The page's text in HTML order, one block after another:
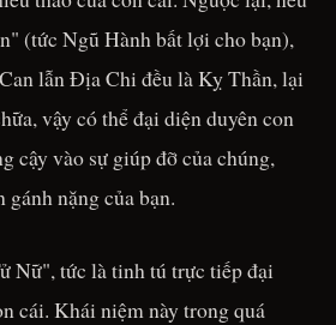
(tức Ngũ Hành bất lợi cho bạn),
lẫn Địa Chi đều là Kỵ Thần, lại
vậy có thể đại diện duyên con
cậy vào sự giúp đỡ của chúng,
nặng của bạn.
Nữ", tức là tinh tú trực tiếp đại
cái. Khái niệm này trong quá